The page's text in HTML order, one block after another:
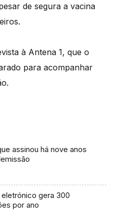
de segura a vacina
à Antena 1, que o
para acompanhar
assinou há nove anos
gera 300
por ano